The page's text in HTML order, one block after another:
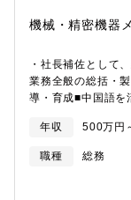
機械・精密機器
・社長補佐として
業務全般の総括・
導・育成■中国語を
年収 500万円
職種
総務